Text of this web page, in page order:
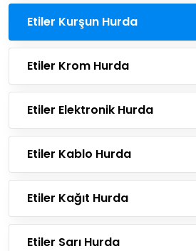
Etiler Kurşun Hurda
Etiler Krom Hurda
Etiler Elektronik Hurda
Etiler Kablo Hurda
Etiler Kağıt Hurda
Etiler Sarı Hurda